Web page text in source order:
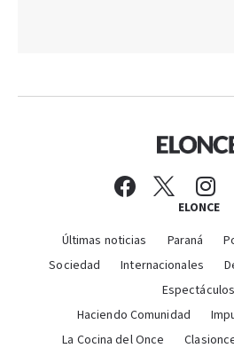
ELONCE
Últimas noticias Paraná
Sociedad
Internacionales
Espectáculos
Haciendo Comunidad
La Cocina del Once